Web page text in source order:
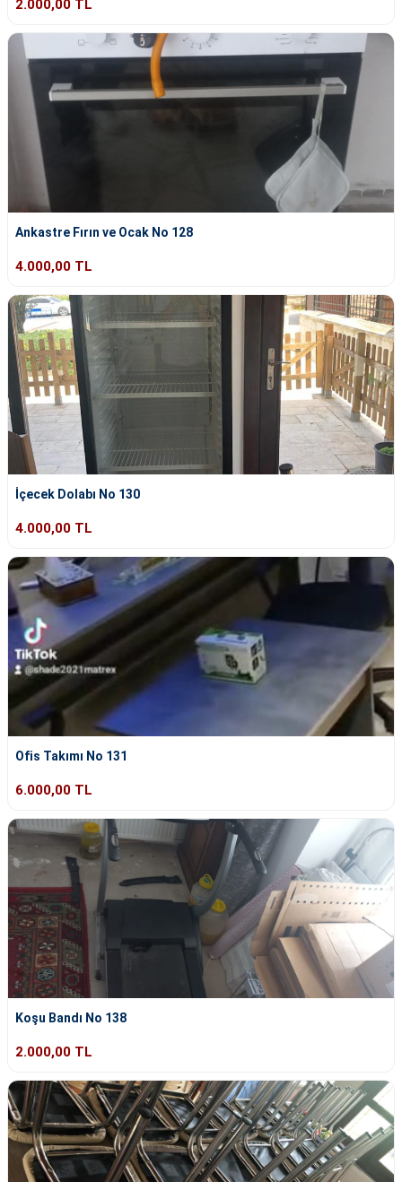
2.000,00 TL
Ankastre Fırın ve Ocak No 128
4.000,00 TL
İçecek Dolabı No 130
4.000,00 TL
Ofis Takımı No 131
6.000,00 TL
Koşu Bandı No 138
2.000,00 TL